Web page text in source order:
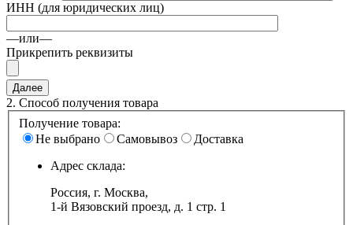
ИНН (для юридических лиц)
—или—
Прикрепить реквизиты
2. Способ получения товара
Получение товара:
Не выбрано
Самовывоз
Доставка
Адрес склада:
Россия, г. Москва,
1-й Вязовский проезд, д. 1 стр. 1